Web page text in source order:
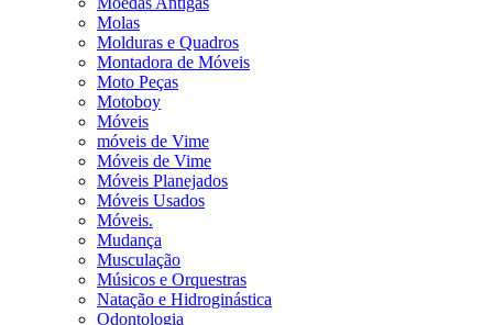
Molas
Molduras e Quadros
Montadora de Móveis
Moto Peças
Motoboy
Móveis
móveis de Vime
Móveis de Vime
Móveis Planejados
Móveis Usados
Móveis.
Mudança
Musculação
Músicos e Orquestras
Natação e Hidroginástica
Odontologia